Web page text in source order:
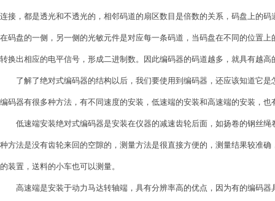
连接，都是透光和不透光的，相邻码道的扇区数目是倍数的关系，码盘上的
在码盘的一侧，另一侧的光敏元件是对应每一条码道，当码盘在不同的位置
转换出相应的电平信号，形成二进制数。因此编码器的码道越多，就具有越高
了解了绝对式编码器的结构以后，我们要使用到编码器，还应该知道它是
编码器有很多种方法，有不同速度的安装，低速端的安装和高速端的安装，
低速端安装绝对式编码器是安装在仪器的减速齿轮后面，如扬卷的钢丝绳
种方法是没有齿轮来回的空隙的，测量方法是很直接方便的，测量结果较准
的装置，送料的小车也可以测量。
高速端是安装于动力马达转轴端，具有分辨率高的优点，因为有的编码器